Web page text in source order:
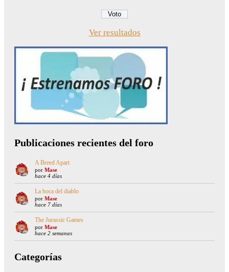
Ver resultados
Publicaciones recientes del foro
A Breed Apart
por Mase
hace 4 días
La boca del diablo
por Mase
hace 7 días
The Jurassic Games
por Mase
hace 2 semanas
Categorías